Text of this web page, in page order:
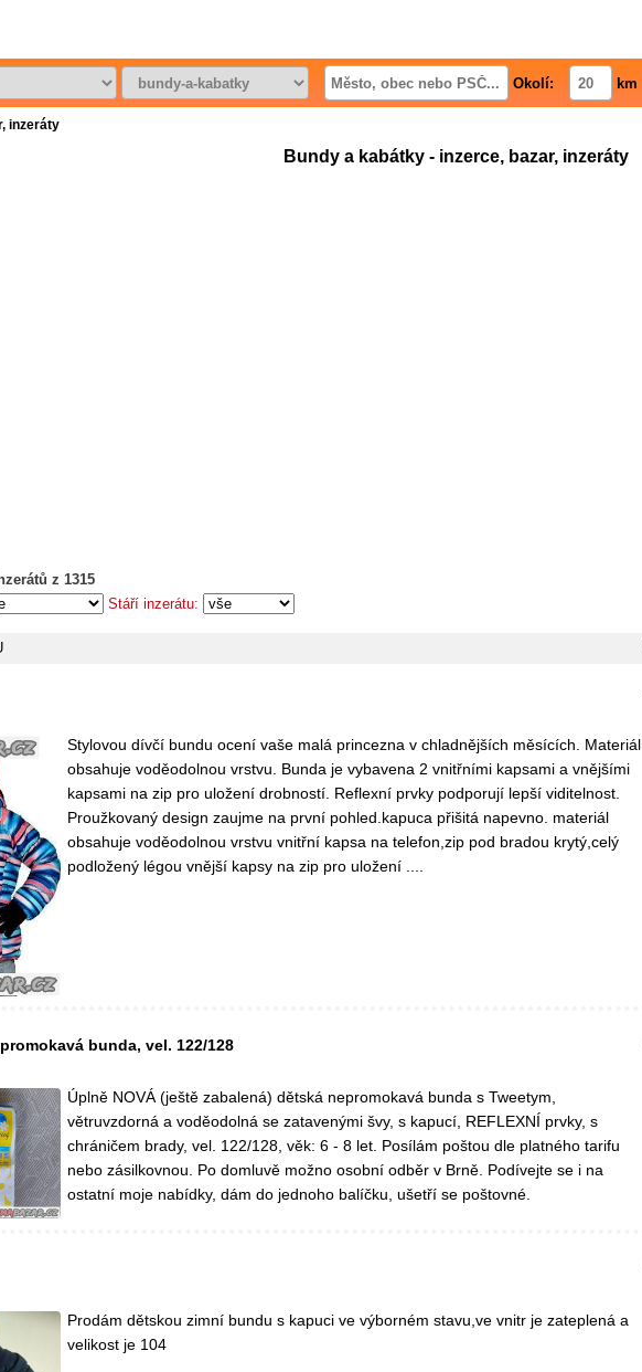
Okolí: km
inzeráty
Bundy a kabátky - inzerce, bazar, inzeráty
z 1315
Stáří inzerátu:
Stylovou dívčí bundu ocení vaše malá princezna v chladnějších měsících. Materiál
obsahuje voděodolnou vrstvu. Bunda je vybavena 2 vnitřními kapsami a vnějšími
kapsami na zip pro uložení drobností. Reflexní prvky podporují lepší viditelnost.
Proužkovaný design zaujme na první pohled.kapuca přišitá napevno. materiál
obsahuje voděodolnou vrstvu vnitřní kapsa na telefon,zip pod bradou krytý,celý
podložený légou vnější kapsy na zip pro uložení ....
bunda, vel. 122/128
Úplně NOVÁ (ještě zabalená) dětská nepromokavá bunda s Tweetym,
větruvzdorná a voděodolná se zatavenými švy, s kapucí, REFLEXNÍ prvky, s
chráničem brady, vel. 122/128, věk: 6 - 8 let. Posílám poštou dle platného tarifu
nebo zásilkovnou. Po domluvě možno osobní odběr v Brně. Podívejte se i na
ostatní moje nabídky, dám do jednoho balíčku, ušetří se poštovné.
Prodám dětskou zimní bundu s kapuci ve výborném stavu,ve vnitr je zateplená a
velikost je 104